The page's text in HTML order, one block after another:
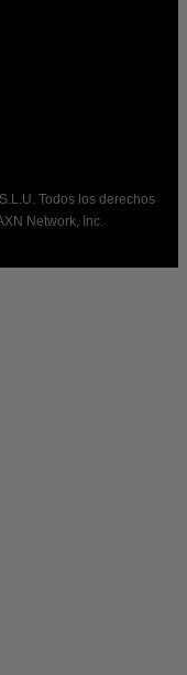
Todos los derechos
Network, Inc.